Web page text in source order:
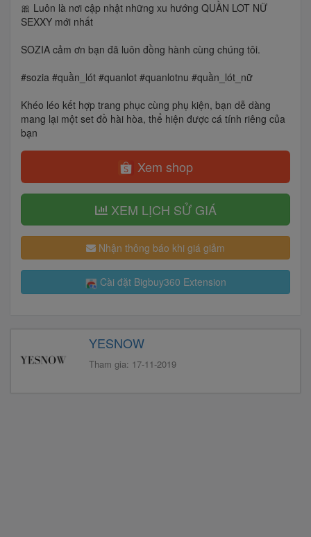
🎀 Luôn là nơi cập nhật những xu hướng QUẦN LOT NỮ
SEXXY mới nhất
SOZIA cảm ơn bạn đã luôn đồng hành cùng chúng tôi.
#sozia #quần_lót #quanlot #quanlotnu #quần_lót_nữ
Khéo léo kết hợp trang phục cùng phụ kiện, bạn dễ dàng
mang lại một set đồ hài hòa, thể hiện được cá tính riêng của
bạn
Xem shop
XEM LỊCH SỬ GIÁ
Nhận thông báo khi giá giảm
Cài đặt Bigbuy360 Extension
YESNOW
Tham gia: 17-11-2019